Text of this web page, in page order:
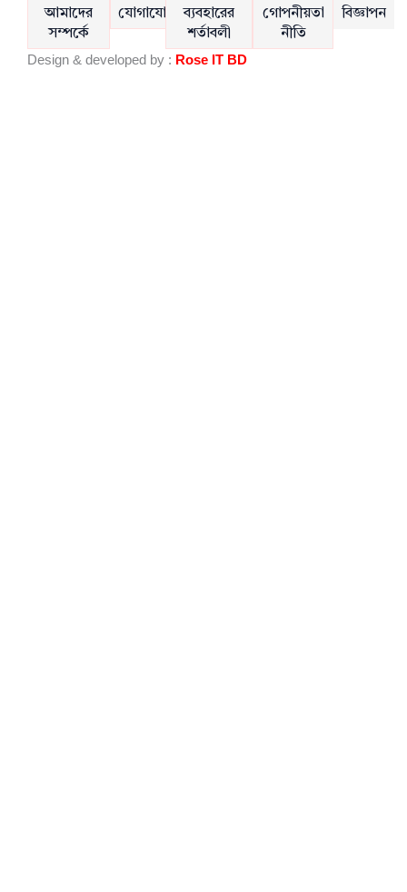
e
b
o
o
t
u
b
e
আমাদের
সম্পর্কে
যোগাযোগ
ব্যবহারের
শর্তাবলী
গোপনীয়তা
নীতি
বিজ্ঞাপন
Design & developed by : Rose IT BD